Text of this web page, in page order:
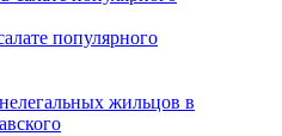
популярного